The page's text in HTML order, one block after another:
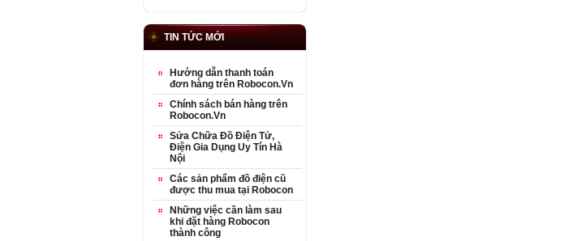
TIN TỨC MỚI
Hướng dẫn thanh toán
đơn hàng trên Robocon.Vn
Chính sách bán hàng trên
Robocon.Vn
Sửa Chữa Đồ Điện Tử,
Điện Gia Dụng Uy Tín Hà
Nội
Các sản phẩm đồ điện cũ
được thu mua tại Robocon
Những việc cần làm sau
khi đặt hàng Robocon
thành công